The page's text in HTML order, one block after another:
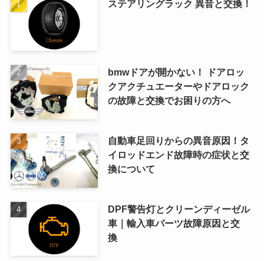
ステアリングラック 異音と交換！
bmwドアが開かない！ ドアロッ
クアクチュエーターやドアロック
の故障と交換でお困りの方へ
自動車足回りからの異音原因！タ
イロッドエンド故障時の症状と交
換について
DPF警告灯とクリーンディーゼル
車｜輸入車パーツ故障原因と交
換